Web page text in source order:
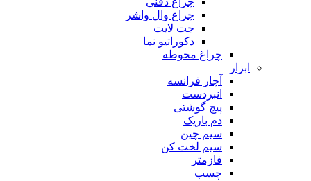
چراغ وال واشر
جت لایت
دکوراتیو نما
چراغ محوطه
ابزار
آچار فرانسه
انبردست
پیچ گوشتی
دم باریک
سیم چین
سیم لخت کن
فازمتر
چسب